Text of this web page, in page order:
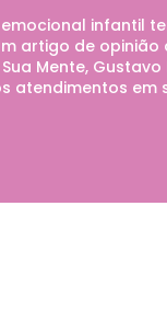
infantil
artigo de
Mente,
atendimentos